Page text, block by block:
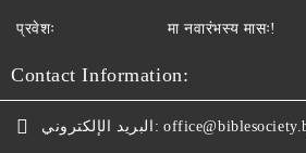
प्रवेशः मा नवारंभस्य मासः!
Contact Information:
البريد الإلكتروني: